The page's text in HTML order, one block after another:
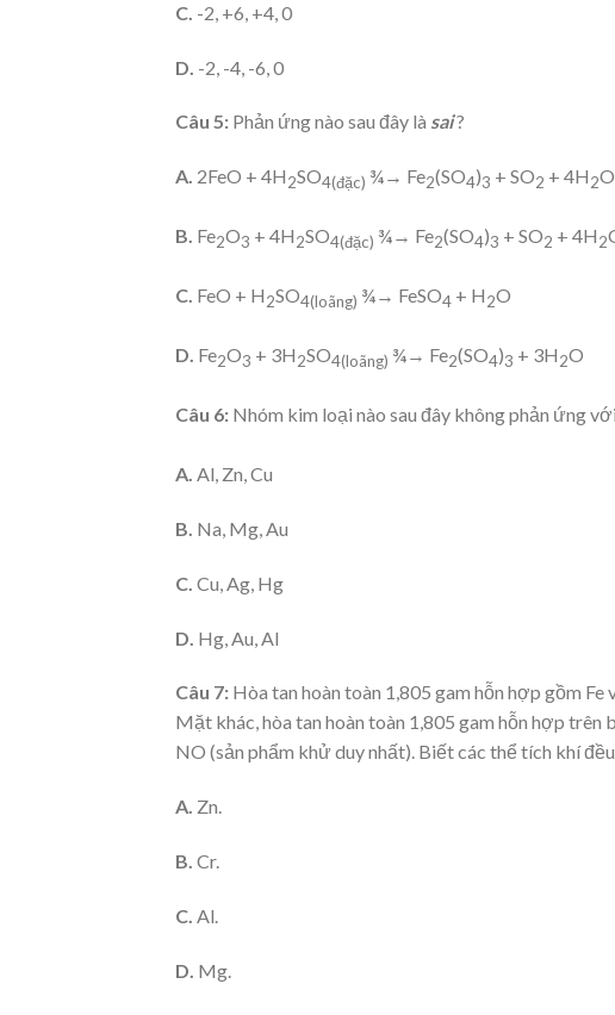
C. -2, +6, +4, 0
D. -2, -4, -6, 0
Câu 5: Phản ứng nào sau đây là sai?
A. 2FeO + 4H2SO4(đặc) ¾→ Fe2(SO4)3 + SO2 + 4H2O
B. Fe2O3 + 4H2SO4(đặc) ¾→ Fe2(SO4)3 + SO2 + 4H2
C. FeO + H2SO4(loãng) ¾→ FeSO4 + H2O
D. Fe2O3 + 3H2SO4(loãng) ¾→ Fe2(SO4)3 + 3H2O
Câu 6: Nhóm kim loại nào sau đây không phản ứng
A. Al, Zn, Cu
B. Na, Mg, Au
C. Cu, Ag, Hg
D. Hg, Au, Al
Câu 7: Hòa tan hoàn toàn 1,805 gam hỗn hợp gồm
Mặt khác, hòa tan hoàn toàn 1,805 gam hỗn hợp
NO (sản phẩm khử duy nhất). Biết các thể tích khí
A. Zn.
B. Cr.
C. Al.
D. Mg.